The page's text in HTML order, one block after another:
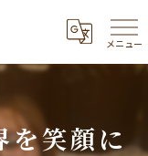
メニュー
を笑顔に